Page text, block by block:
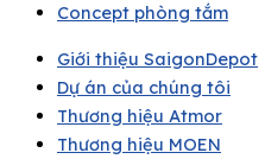
Concept phòng tắm
Giới thiệu SaigonDepot
Dự án của chúng tôi
Thương hiệu Atmor
Thương hiệu MOEN